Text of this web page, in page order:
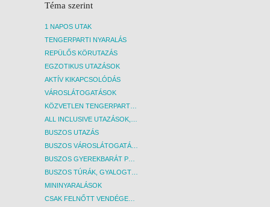
Téma szerint
1 NAPOS UTAK
TENGERPARTI NYARALÁS
REPÜLŐS KÖRUTAZÁS
EGZOTIKUS UTAZÁSOK
AKTÍV KIKAPCSOLÓDÁS
VÁROSLÁTOGATÁSOK
KÖZVETLEN TENGERPARTI SZÁLLÁSOK
ALL INCLUSIVE UTAZÁSOK, NYARALÁSOK
BUSZOS UTAZÁS
BUSZOS VÁROSLÁTOGATÁSOK
BUSZOS GYEREKBARÁT PROGRAMOK
BUSZOS TÚRÁK, GYALOGTÚRÁK
MININYARALÁSOK
CSAK FELNŐTT VENDÉGEKET FOGADÓ SZÁLLÁSOK